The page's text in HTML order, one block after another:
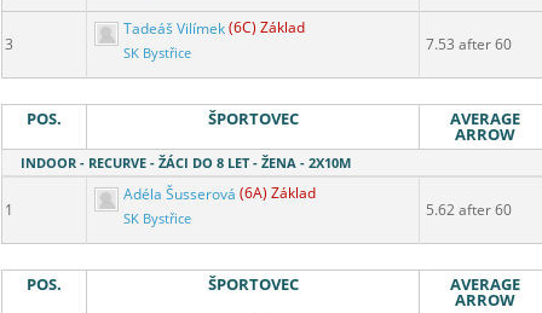
3
Tadeáš Vilímek(6C) Základ
SK Bystřice 7.53 after 60
POS. ŠPORTOVEC AVERAGE
ARROW
INDOOR - RECURVE - ŽÁCI DO 8 LET - ŽENA - 2X10M
1
Adéla Šusserová (6A) Základ
SK Bystřice 5.62 after 60
POS. ŠPORTOVEC AVERAGE
ARROW